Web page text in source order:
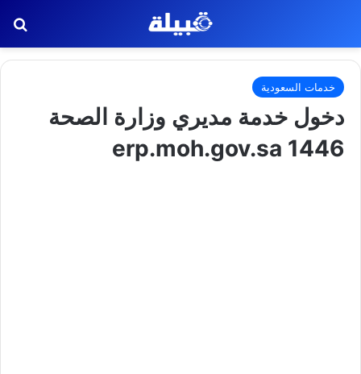
خدمات السعودية
دخول خدمة مديري وزارة الصحة
1446 erp.moh.gov.sa